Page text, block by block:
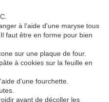
à l'aide d'une maryse tous
faut être en forme pour bien
sur une plaque de four.
à cookies sur la feuille en
d'une fourchette.
avant de décoller les